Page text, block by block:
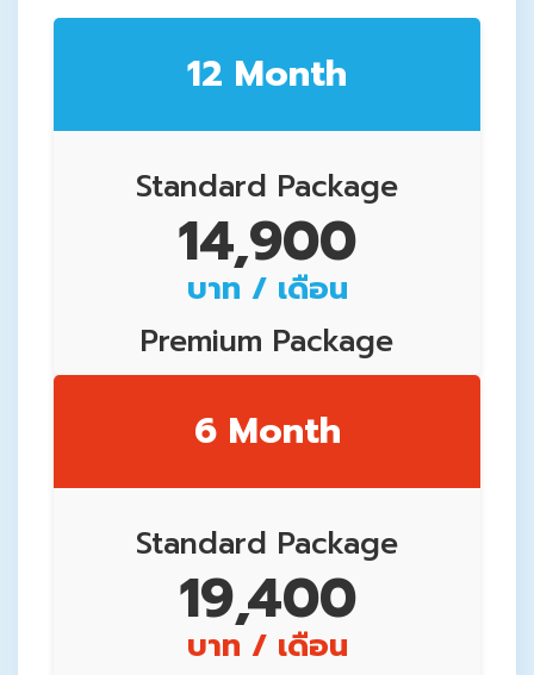
12 Month
Standard Package
14,900
บาท / เดือน
Premium Package
15,900
บาท / เดือน
6 Month
Standard Package
19,400
บาท / เดือน